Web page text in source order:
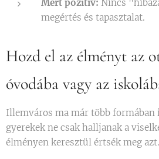
Mert pozitív: Nincs
megértés és tapasztalat.
Hozd el az élményt az
óvodába vagy az
Illemváros ma már több formában
gyerekek ne csak halljanak a
élményen keresztül értsék meg azt.